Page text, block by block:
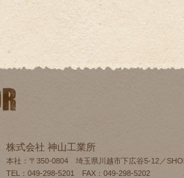
株式会社 神山工業所
本社：〒350-0804 埼玉県川越市下広谷5-12／
TEL：049-298-5201 FAX：049-298-5202